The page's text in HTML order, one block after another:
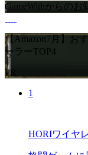
GameWithからのお
【Amazon7月】お
ーラーTOP4
PR
1
HORIワイヤ